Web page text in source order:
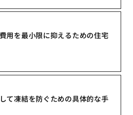
用を最小限に抑えるための住宅
て凍結を防ぐための具体的な手